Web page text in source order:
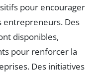
pour encourager
entrepreneurs. Des
disponibles,
pour renforcer la
Des initiatives